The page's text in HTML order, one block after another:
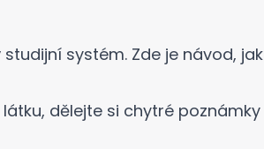
systém. Zde je návod, jak
dělejte si chytré poznámky